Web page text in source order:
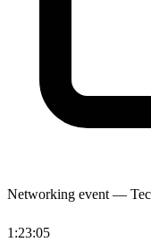
Networking event —
1:23:05